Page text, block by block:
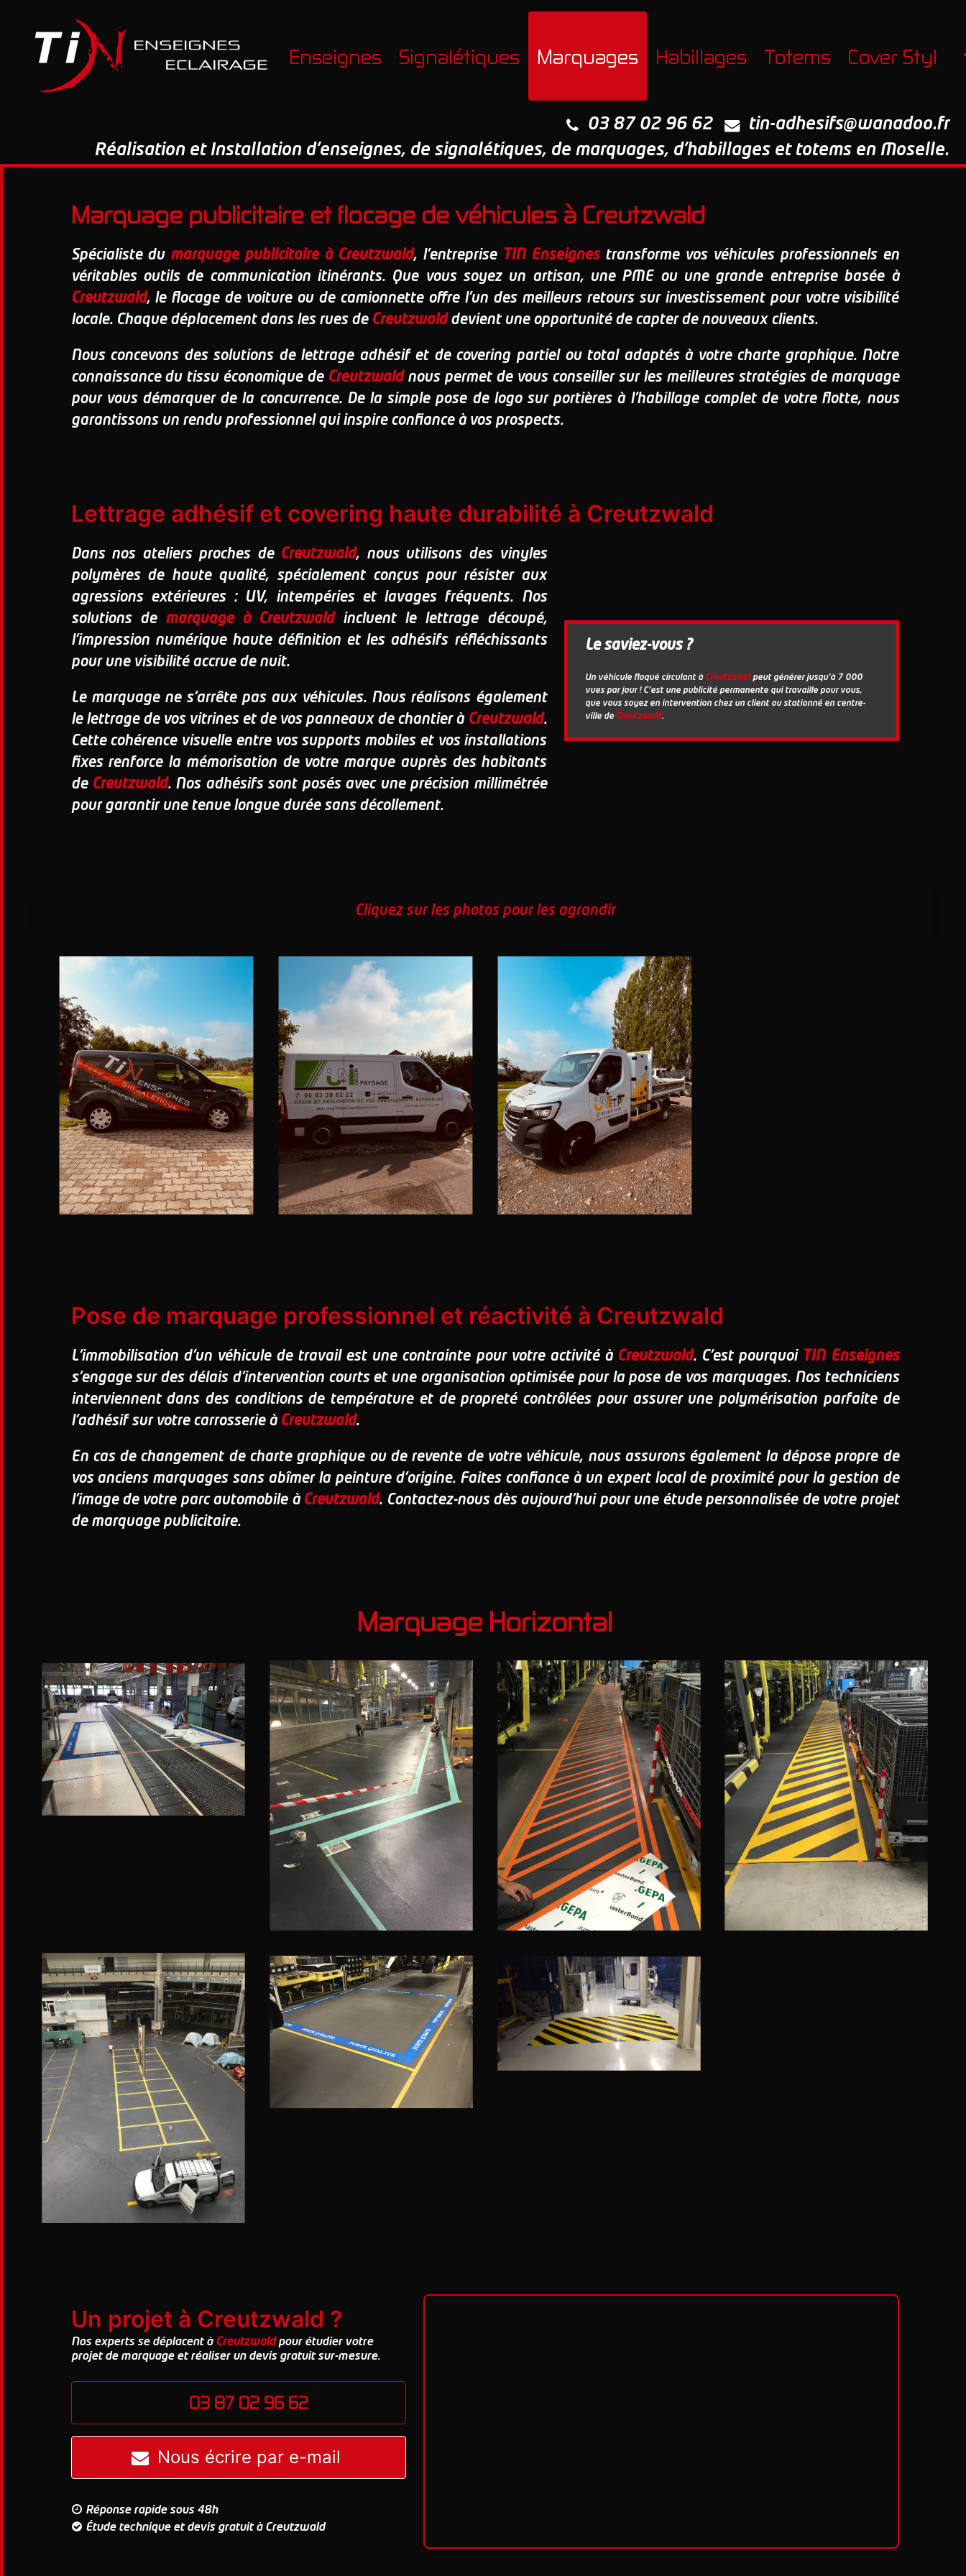
Enseignes Signalétiques Marquages Habillages Totems Cover Styl
03 87 02 96 62
tin-adhesifs@wanadoo.fr
Réalisation et Installation d'enseignes, de signalétiques, de marquages, d'habillages et totems en Moselle.
Marquage publicitaire et flocage de véhicules à Creutzwald
Spécialiste du marquage publicitaire à Creutzwald, l'entreprise TIN Enseignestransforme vos véhicules professionnels en
véritables outils de communication itinérants. Que vous soyez un artisan, une PME ou une grande entreprise basée à
Creutzwald, le flocage de voiture ou de camionnette offre l'un des meilleurs retours sur investissement pour votre visibilité
locale. Chaque déplacement dans les rues de Creutzwalddevient une opportunité de capter de nouveaux clients.
Nous concevons des solutions de lettrage adhésif et de covering partiel ou total adaptés à votre charte graphique. Notre
connaissance du tissu économique de Creutzwaldnous permet de vous conseiller sur les meilleures stratégies de marquage
pour vous démarquer de la concurrence. De la simple pose de logo sur portières à l'habillage complet de votre flotte, nous
garantissons un rendu professionnel qui inspire confiance à vos prospects.
Lettrage adhésif et covering haute durabilité à Creutzwald
Dans nos ateliers proches de Creutzwald, nous utilisons des vinyles
polymères de haute qualité, spécialement conçus pour résister aux
agressions extérieures : UV, intempéries et lavages fréquents. Nos
solutions de marquage à Creutzwaldincluent le lettrage découpé,
l'impression numérique haute définition et les adhésifs réfléchissants
pour une visibilité accrue de nuit.
Le marquage ne s'arrête pas aux véhicules. Nous réalisons également
le lettrage de vos vitrines et de vos panneaux de chantier à Creutzwald.
Cette cohérence visuelle entre vos supports mobiles et vos installations
fixes renforce la mémorisation de votre marque auprès des habitants
de Creutzwald. Nos adhésifs sont posés avec une précision millimétrée
pour garantir une tenue longue durée sans décollement.
Le saviez-vous ?
Un véhicule floqué circulant à Creutzwaldpeut générer jusqu'à 7 000
vues par jour ! C'est une publicité permanente qui travaille pour vous,
que vous soyez en intervention chez un client ou stationné en centre-
ville de Creutzwald.
Cliquez sur les photos pour les agrandir
Pose de marquage professionnel et réactivité à Creutzwald
L'immobilisation d'un véhicule de travail est une contrainte pour votre activité à Creutzwald. C'est pourquoi TIN Enseignes
s'engage sur des délais d'intervention courts et une organisation optimisée pour la pose de vos marquages. Nos techniciens
interviennent dans des conditions de température et de propreté contrôlées pour assurer une polymérisation parfaite de
l'adhésif sur votre carrosserie à Creutzwald.
En cas de changement de charte graphique ou de revente de votre véhicule, nous assurons également la dépose propre de
vos anciens marquages sans abîmer la peinture d'origine. Faites confiance à un expert local de proximité pour la gestion de
l'image de votre parc automobile à Creutzwald. Contactez-nous dès aujourd'hui pour une étude personnalisée de votre projet
de marquage publicitaire.
Marquage Horizontal
Un projet à Creutzwald ?
Nos experts se déplacent à Creutzwaldpour étudier votre
projet de marquage et réaliser un devis gratuit sur-mesure.
03 87 02 96 62
Nous écrire par e-mail
Réponse rapide sous 48h
Étude technique et devis gratuit à Creutzwald